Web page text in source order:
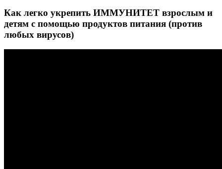
Как легко укрепить ИММУНИТЕТ взрослым и
детям с помощью продуктов питания (против
любых вирусов)